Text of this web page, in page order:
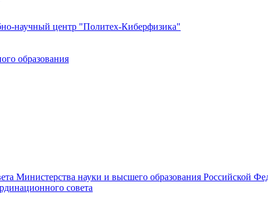
научный центр "Политех-Киберфизика"
образования
Министерства науки и высшего образования Российской
совета